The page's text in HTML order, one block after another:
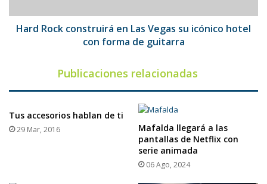
hotel
conHard Rock construirá en Las Vegas su icónico hotel
con forma de guitarra
Publicaciones relacionadas
Tus accesorios hablan de ti
29 Mar, 2016
Mafalda llegará a las
pantallas de Netflix con
serie animada
06 Ago, 2024